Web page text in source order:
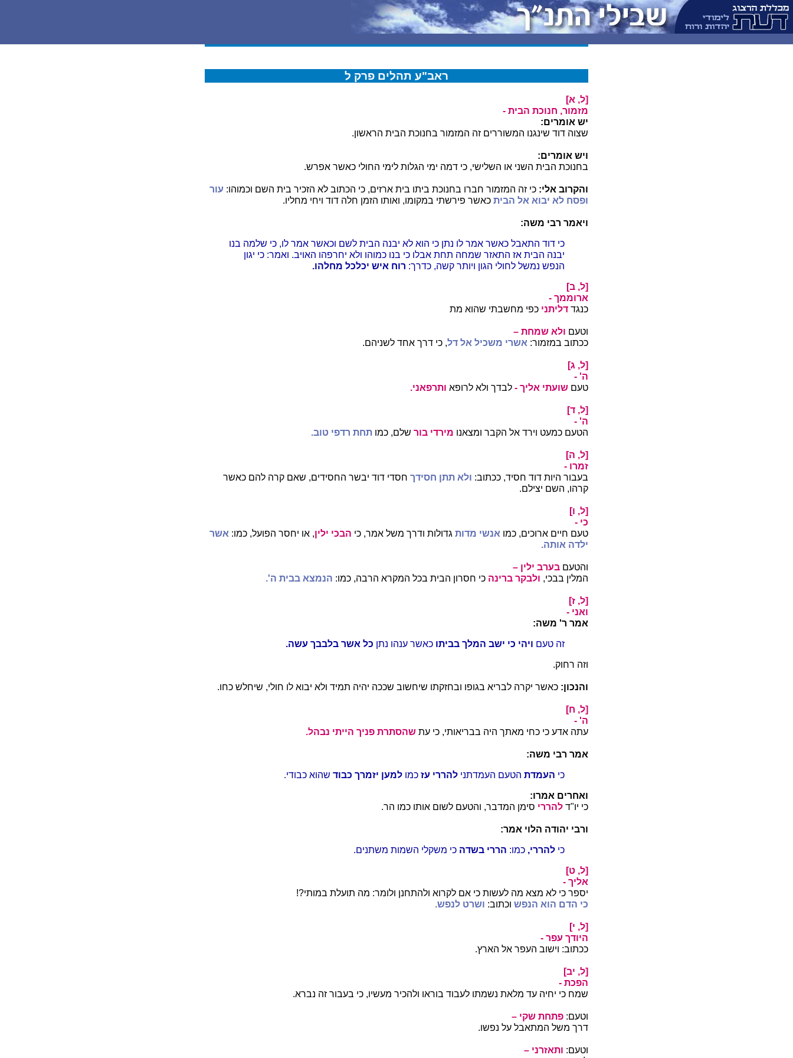
ראב"ע תהלים פרק ל
[ל, א]
מזמור, חנוכת הבית -
יש אומרים:
שצוה דוד שינגנו המשוררים זה המזמור בחנוכת הבית הראשון.
ויש אומרים:
בחנוכת הבית השני או השלישי, כי דמה ימי הגלות לימי החולי כאשר אפרש.
והקרוב אלי: כי זה המזמור חברו בחנוכת ביתו בית ארזים, כי הכתוב לא הזכיר בית השם וכמוהו: עור
ופסח לא יבוא אל הבית כאשר פירשתי במקומו, ואותו הזמן חלה דוד ויחי מחליו.
ויאמר רבי משה:
כי דוד התאבל כאשר אמר לו נתן כי הוא לא יבנה הבית לשם וכאשר אמר לו, כי שלמה בנו
יבנה הבית אז התאזר שמחה תחת אבלו כי בנו כמוהו ולא יחרפהו האויב. ואמר: כי יגון
הנפש נמשל לחולי הגון ויותר קשה, כדרך: רוח איש יכלכל מחלהו.
[ל, ב]
ארוממך -
כנגד דליתני כפי מחשבתי שהוא מת
וטעם ולא שמחת –
ככתוב במזמור: אשרי משכיל אל דל, כי דרך אחד לשניהם.
[ל, ג]
ה' -
טעם שועתי אליך - לבדך ולא לרופא ותרפאני.
[ל, ד]
ה' -
הטעם כמעט וירד אל הקבר ומצאנו מירדי בור שלם, כמו תחת רדפי טוב.
[ל, ה]
זמרו -
בעבור היות דוד חסיד, ככתוב: ולא תתן חסידך חסדי דוד יבשר החסידים, שאם קרה להם כאשר
קרהו, השם יצילם.
[ל, ו]
כי -
טעם חיים ארוכים, כמו אנשי מדות גדולות ודרך משל אמר, כי הבכי ילין, או יחסר הפועל, כמו: אשר
ילדה אותה.
והטעם בערב ילין –
המלין בבכי, ולבקר ברינה כי חסרון הבית בכל המקרא הרבה, כמו: הנמצא בבית ה'.
[ל, ז]
ואני -
אמר ר' משה:
זה טעם ויהי כי ישב המלך בביתו כאשר ענהו נתן כל אשר בלבבך עשה.
וזה רחוק.
והנכון: כאשר יקרה לבריא בגופו ובחזקתו שיחשוב שככה יהיה תמיד ולא יבוא לו חולי, שיחלש כחו.
[ל, ח]
ה' -
עתה אדע כי כחי מאתך היה בבריאותי, כי עת שהסתרת פניך הייתי נבהל.
אמר רבי משה:
כי העמדת הטעם העמדתני להררי עז כמו למען יזמרך כבוד שהוא כבודי.
ואחרים אמרו:
כי יו"ד להררי סימן המדבר, והטעם לשום אותו כמו הר.
ורבי יהודה הלוי אמר:
כי להררי, כמו: הררי בשדה כי משקלי השמות משתנים.
[ל, ט]
אליך -
יספר כי לא מצא מה לעשות כי אם לקרוא ולהתחנן ולומר: מה תועלת במותי?!
כי הדם הוא הנפש וכתוב: ושרט לנפש.
[ל, י]
היודך עפר -
ככתוב: וישוב העפר אל הארץ.
[ל, יב]
הפכת -
שמח כי יחיה עד מלאת נשמתו לעבוד בוראו ולהכיר מעשיו, כי בעבור זה נברא.
וטעם: פתחת שקי –
דרך משל המתאבל על נפשו.
וטעם: ותאזרני –